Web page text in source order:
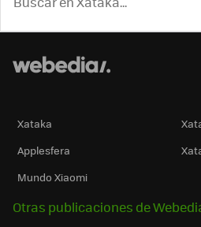
Xataka
Applesfera
Mundo Xiaomi
Otras publicaciones de